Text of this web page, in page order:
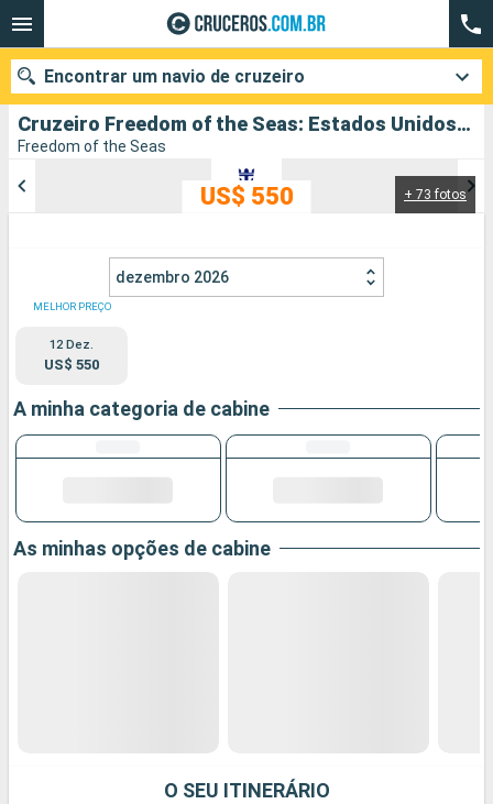
Cruzeiro Freedom of the Seas: Estados Unidos, Bahamas, México partindo de Miami
Freedom of the Seas
+ 73 fotos
US$ 550
dezembro 2026
MELHOR PREÇO
12 Dez.
US$ 550
A minha categoria de cabine
As minhas opções de cabine
O SEU ITINERÁRIO
Encontrar um navio de cruzeiro
Cidades Companhias